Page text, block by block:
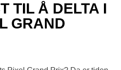
TIL Å DELTA I
GRAND